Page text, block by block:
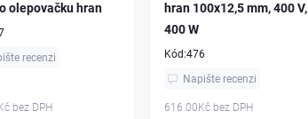
olepovačku hran
recenzi
bez DPH
hran 100x12,5 mm, 400 V,
400 W
Kód:476
Napište recenzi
616.00Kč bez DPH